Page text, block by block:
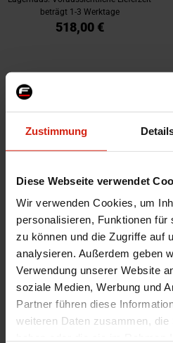
Zustimmung
Diese Webseite verwendet
Wir verwenden Cookies, um
personalisieren, Funktionen für
zu können und die Zugriffe auf
analysieren. Außerdem geben
Verwendung unserer Website
soziale Medien, Werbung und
Partner führen diese
weiteren Daten zusammen, die
beträgt 1-3 Werktage
518,00 €
Hardrace Hinten Strebe Toyota
Nicht vorrätig, kontaktieren Sie
94,20 €